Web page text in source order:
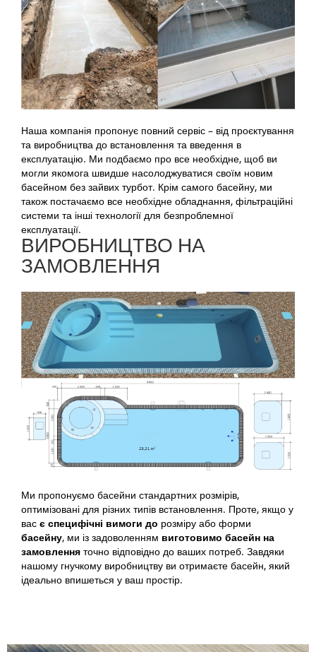
Наша компанія пропонує повний сервіс – від проєктування
та виробництва до встановлення та введення в
експлуатацію. Ми подбаємо про все необхідне, щоб ви
могли якомога швидше насолоджуватися своїм новим
басейном без зайвих турбот. Крім самого басейну, ми
також постачаємо все необхідне обладнання, фільтраційні
системи та інші технології для безпроблемної
експлуатації.
ВИРОБНИЦТВО НА
ЗАМОВЛЕННЯ
Ми пропонуємо басейни стандартних розмірів,
оптимізовані для різних типів встановлення. Проте, якщо у
вас є специфічні вимоги до розміру або форми
басейну, ми із задоволенням виготовимо басейн на
замовлення точно відповідно до ваших потреб. Завдяки
нашому гнучкому виробництву ви отримаєте басейн, який
ідеально впишеться у ваш простір.